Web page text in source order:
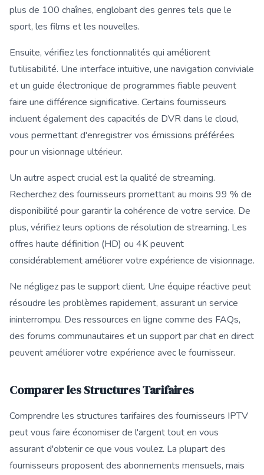
plus de 100 chaînes, englobant des genres tels que le
sport, les films et les nouvelles.
Ensuite, vérifiez les fonctionnalités qui améliorent
l'utilisabilité. Une interface intuitive, une navigation conviviale
et un guide électronique de programmes fiable peuvent
faire une différence significative. Certains fournisseurs
incluent également des capacités de DVR dans le cloud,
vous permettant d'enregistrer vos émissions préférées
pour un visionnage ultérieur.
Un autre aspect crucial est la qualité de streaming.
Recherchez des fournisseurs promettant au moins 99 % de
disponibilité pour garantir la cohérence de votre service. De
plus, vérifiez leurs options de résolution de streaming. Les
offres haute définition (HD) ou 4K peuvent
considérablement améliorer votre expérience de visionnage.
Ne négligez pas le support client. Une équipe réactive peut
résoudre les problèmes rapidement, assurant un service
ininterrompu. Des ressources en ligne comme des FAQs,
des forums communautaires et un support par chat en direct
peuvent améliorer votre expérience avec le fournisseur.
Comparer les Structures Tarifaires
Comprendre les structures tarifaires des fournisseurs IPTV
peut vous faire économiser de l'argent tout en vous
assurant d'obtenir ce que vous voulez. La plupart des
fournisseurs proposent des abonnements mensuels, mais